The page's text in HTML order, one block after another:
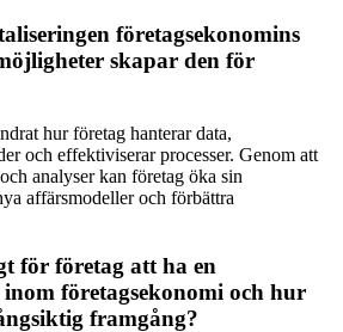
företagsekonomins
skapar den för
hur företag hanterar data,
och effektiviserar processer. Genom att
analyser kan företag öka sin
affärsmodeller och förbättra
för företag att ha en
företagsekonomi och hur
framgång?